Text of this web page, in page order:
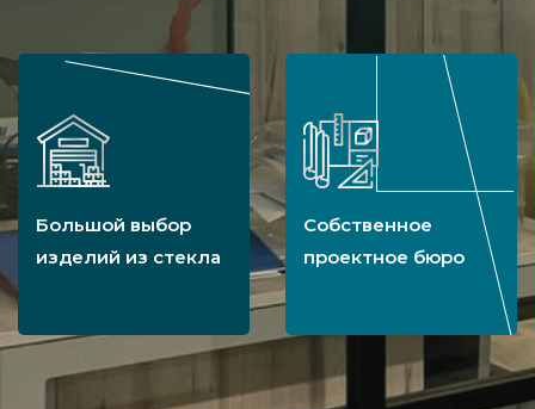
Большой выбор
изделий из стекла
Собственное
проектное бюро